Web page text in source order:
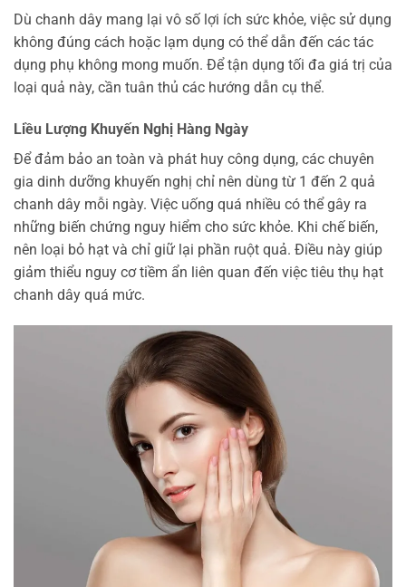
Dù chanh dây mang lại vô số lợi ích sức khỏe, việc sử dụng
không đúng cách hoặc lạm dụng có thể dẫn đến các tác
dụng phụ không mong muốn. Để tận dụng tối đa giá trị của
loại quả này, cần tuân thủ các hướng dẫn cụ thể.
Liều Lượng Khuyến Nghị Hàng Ngày
Để đảm bảo an toàn và phát huy công dụng, các chuyên
gia dinh dưỡng khuyến nghị chỉ nên dùng từ 1 đến 2 quả
chanh dây mỗi ngày. Việc uống quá nhiều có thể gây ra
những biến chứng nguy hiểm cho sức khỏe. Khi chế biến,
nên loại bỏ hạt và chỉ giữ lại phần ruột quả. Điều này giúp
giảm thiểu nguy cơ tiềm ẩn liên quan đến việc tiêu thụ hạt
chanh dây quá mức.